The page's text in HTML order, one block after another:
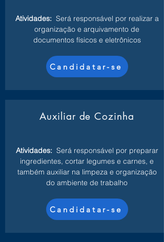
Atividades: Será responsável por realizar a
organização e arquivamento de
documentos físicos e eletrônicos
Candidatar-se
Auxiliar de Cozinha
Atividades: Será responsável por preparar
ingredientes, cortar legumes e carnes, e
também auxiliar na limpeza e organização
do ambiente de trabalho
Candidatar-se